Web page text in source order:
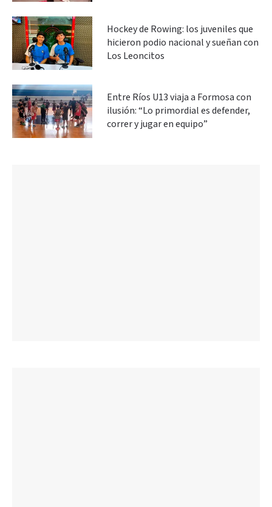
Hockey de Rowing: los juveniles que
hicieron podio nacional y sueñan con
Los Leoncitos
Entre Ríos U13 viaja a Formosa con
ilusión: “Lo primordial es defender,
correr y jugar en equipo”